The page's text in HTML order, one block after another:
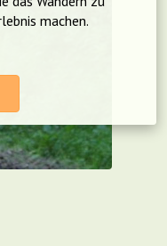
machen.